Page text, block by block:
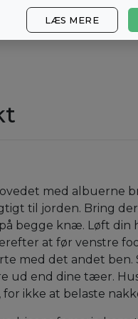
LÆS MERE
med albuerne
til jorden. Bring
begge knæ. Løft din
at før venstre
med det andet ben.
ud end dine tæer.
ikke at belaste